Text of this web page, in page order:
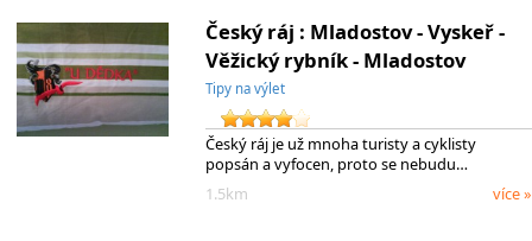
Český ráj : Mladostov - Vyskeř -
Věžický rybník - Mladostov
Tipy na výlet
Český ráj je už mnoha turisty a cyklisty
popsán a vyfocen, proto se nebudu…
1.5km
více »